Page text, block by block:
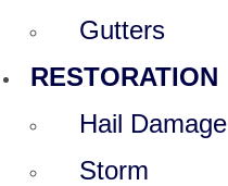
Gutters
RESTORATION
Hail Damage
Storm